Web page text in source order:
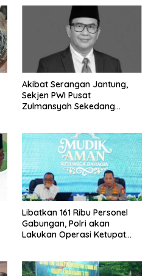
Akibat Serangan Jantung,
Sekjen PWI Pusat
Zulmansyah Sekedang
Libatkan 161 Ribu Personel
Gabungan, Polri akan
Lakukan Operasi Ketupat